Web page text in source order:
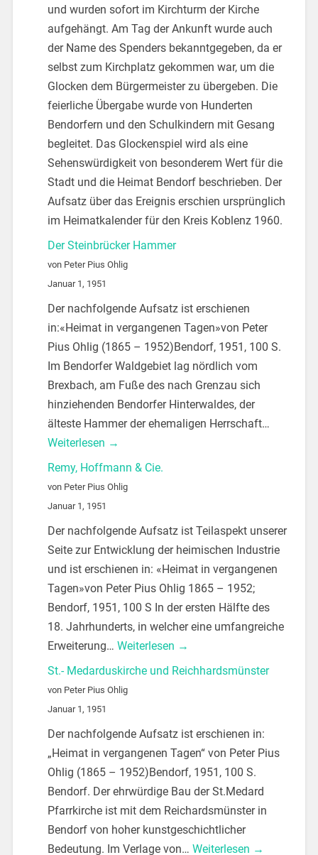
und wurden sofort im Kirchturm der Kirche
aufgehängt. Am Tag der Ankunft wurde auch
der Name des Spenders bekanntgegeben, da er
selbst zum Kirchplatz gekommen war, um die
Glocken dem Bürgermeister zu übergeben. Die
feierliche Übergabe wurde von Hunderten
Bendorfern und den Schulkindern mit Gesang
begleitet. Das Glockenspiel wird als eine
Sehenswürdigkeit von besonderem Wert für die
Stadt und die Heimat Bendorf beschrieben. Der
Aufsatz über das Ereignis erschien ursprünglich
im Heimatkalender für den Kreis Koblenz 1960.
Der Steinbrücker Hammer
von Peter Pius Ohlig
Januar 1, 1951
Der nachfolgende Aufsatz ist erschienen
in:«Heimat in vergangenen Tagen»von Peter
Pius Ohlig (1865 – 1952)Bendorf, 1951, 100 S.
Im Bendorfer Waldgebiet lag nördlich vom
Brexbach, am Fuße des nach Grenzau sich
hinziehenden Bendorfer Hinterwaldes, der
älteste Hammer der ehemaligen Herrschaft…
Weiterlesen →
Remy, Hoffmann & Cie.
von Peter Pius Ohlig
Januar 1, 1951
Der nachfolgende Aufsatz ist Teilaspekt unserer
Seite zur Entwicklung der heimischen Industrie
und ist erschienen in: «Heimat in vergangenen
Tagen»von Peter Pius Ohlig 1865 – 1952;
Bendorf, 1951, 100 S In der ersten Hälfte des
18. Jahrhunderts, in welcher eine umfangreiche
Erweiterung… Weiterlesen →
St.- Medarduskirche und Reichhardsmünster
von Peter Pius Ohlig
Januar 1, 1951
Der nachfolgende Aufsatz ist erschienen in:
„Heimat in vergangenen Tagen“ von Peter Pius
Ohlig (1865 – 1952)Bendorf, 1951, 100 S.
Bendorf. Der ehrwürdige Bau der St.Medard
Pfarrkirche ist mit dem Reichardsmünster in
Bendorf von hoher kunstgeschichtlicher
Bedeutung. Im Verlage von… Weiterlesen →